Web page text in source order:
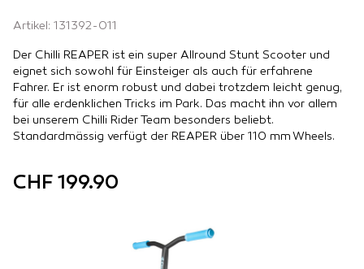
Artikel: 131392-011
Der Chilli REAPER ist ein super Allround Stunt Scooter und
eignet sich sowohl für Einsteiger als auch für erfahrene
Fahrer. Er ist enorm robust und dabei trotzdem leicht genug,
für alle erdenklichen Tricks im Park. Das macht ihn vor allem
bei unserem Chilli Rider Team besonders beliebt.
Standardmässig verfügt der REAPER über 110 mm Wheels.
CHF 199.90